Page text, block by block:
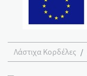
Λάστιχα Κορδέλες